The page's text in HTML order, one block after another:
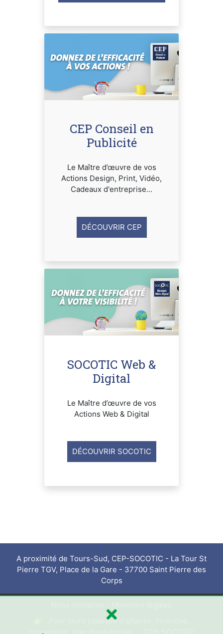
CEP Conseil en
Publicité
Le Maître d’œuvre de vos
Actions Design, Print, Vidéo,
Cadeaux d'entreprise...
DÉCOUVRIR CEP
SOCOTIC Web &
Digital
Le Maître d’œuvre de vos
Actions Web & Digital
DÉCOUVRIR SOCOTIC
A proximité de Tours-Sud, CEP-SOCOTIC - La Tour St
Pierre TGV, Place de la Gare - 37700 Saint Pierre des
Corps
👉 Pour leurs cadeaux d'affaires, incentive,
convention, plan d'entreprise ..., CEP-SOCOTIC